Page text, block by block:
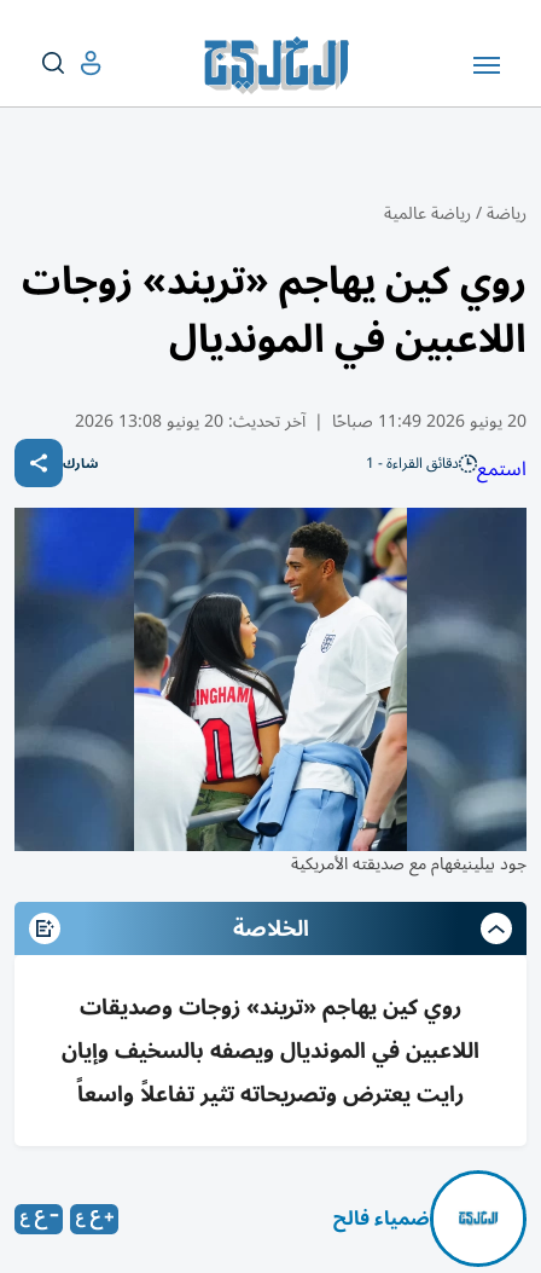
رياضة/رياضة عالمية
روي كين يهاجم «تريند» زوجات
اللاعبين في المونديال
20 يونيو 2026 11:49 صباحًا | آخر تحديث:20 يونيو 13:08 2026
استمع دقائق القراءة - 1 شارك
جود بيلينيغهام مع صديقته الأمريكية
الخلاصة
روي كين يهاجم «تريند» زوجات وصديقات
اللاعبين في المونديال ويصفه بالسخيف وإيان
رايت يعترض وتصريحاته تثير تفاعلاً واسعاً
ضمياء فالح